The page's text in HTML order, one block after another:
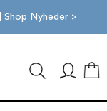
Shop Nyheder>